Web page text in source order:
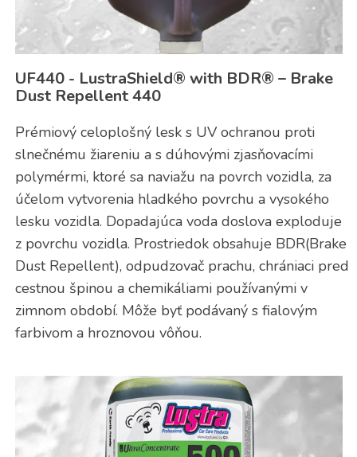
UF440 - LustraShield® with BDR® – Brake
Dust Repellent 440
Prémiový celoplošný lesk s UV ochranou proti
slnečnému žiareniu a s dúhovými zjasňovacími
polymérmi, ktoré sa naviažu na povrch vozidla, za
účelom vytvorenia hladkého povrchu a vysokého
lesku vozidla. Dopadajúca voda doslova exploduje
z povrchu vozidla. Prostriedok obsahuje BDR(Brake
Dust Repellent), odpudzovač prachu, chrániaci pred
cestnou špinou a chemikáliami používanými v
zimnom období. Môže byť podávaný s fialovým
farbivom a hroznovou vôňou.